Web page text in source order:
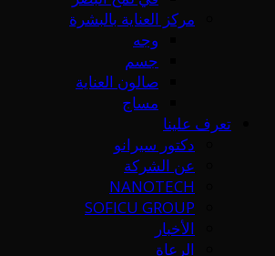
مركز العناية بالبشرة
وجه
جسم
صالون العناية
مساج
تعرف علينا
دكتور سيرانو
عن الشركة
NANOTECH
SOFICU GROUP
الأخبار
الرعاة